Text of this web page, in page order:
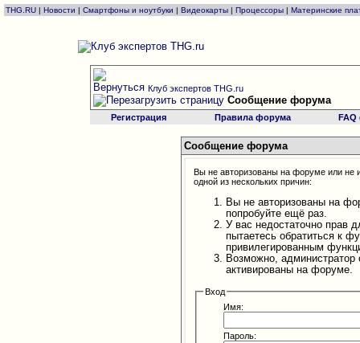
THG.RU | Новости | Смартфоны и ноутбуки | Видеокарты | Процессоры | Материнские
Клуб экспертов THG.ru
Сообщение форума
Регистрация Правила форума
Сообщение форума
Вы не авторизованы на форуме или не
одной из нескольких причин:
Вы не авторизованы на
попробуйте ещё раз.
У вас недостаточно прав
пытаетесь обратиться к
привилегированным
Возможно,
активированы на форуме.
Вход
Имя:
Пароль: